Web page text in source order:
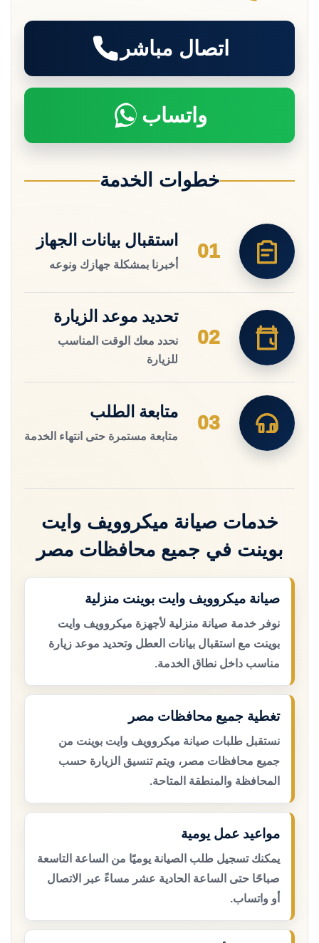
اتصال مباشر
واتساب
خطوات الخدمة
01
استقبال بيانات الجهاز
أخبرنا بمشكلة جهازك ونوعه
02
تحديد موعد الزيارة
نحدد معك الوقت المناسب
للزيارة
03
متابعة الطلب
متابعة مستمرة حتى انتهاء الخدمة
خدمات صيانة ميكروويف وايت
بوينت في جميع محافظات مصر
صيانة ميكروويف وايت بوينت منزلية
نوفر خدمة صيانة منزلية لأجهزة ميكروويف وايت
بوينت مع استقبال بيانات العطل وتحديد موعد زيارة
مناسب داخل نطاق الخدمة.
تغطية جميع محافظات مصر
نستقبل طلبات صيانة ميكروويف وايت بوينت من
جميع محافظات مصر، ويتم تنسيق الزيارة حسب
المحافظة والمنطقة المتاحة.
مواعيد عمل يومية
يمكنك تسجيل طلب الصيانة يوميًا من الساعة التاسعة
صباحًا حتى الساعة الحادية عشر مساءً عبر الاتصال
أو واتساب.